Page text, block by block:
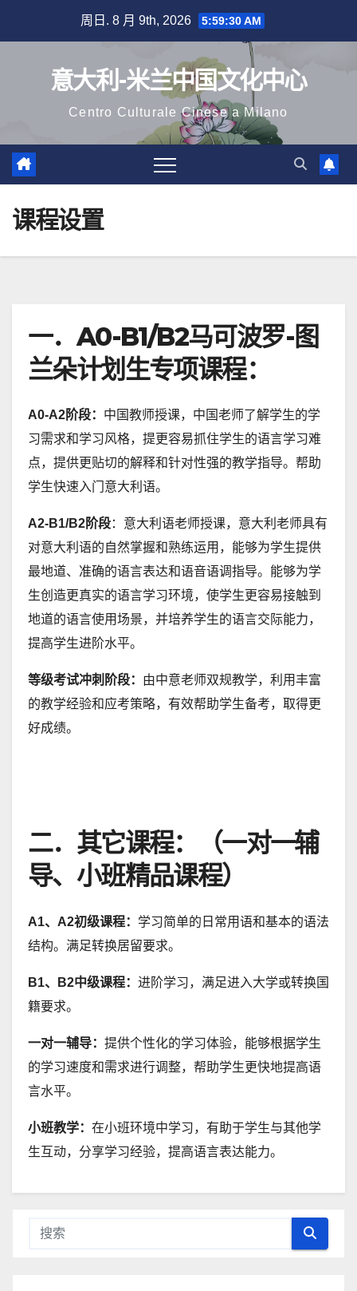
周日. 8 月 9th, 2026 5:59:31 AM
意大利-米兰中国文化中心
Centro Culturale Cinese a Milano
课程设置
一．A0-B1/B2马可波罗-图
兰朵计划生专项课程：
A0-A2阶段： 中国教师授课，中国老师了解学生的学
习需求和学习风格，提更容易抓住学生的语言学习难
点，提供更贴切的解释和针对性强的教学指导。帮助
学生快速入门意大利语。
A2-B1/B2阶段：意大利语老师授课，意大利老师具有
对意大利语的自然掌握和熟练运用，能够为学生提供
最地道、准确的语言表达和语音语调指导。能够为学
生创造更真实的语言学习环境，使学生更容易接触到
地道的语言使用场景，并培养学生的语言交际能力，
提高学生进阶水平。
等级考试冲刺阶段： 由中意老师双规教学，利用丰富
的教学经验和应考策略，有效帮助学生备考，取得更
好成绩。
二．其它课程：（一对一辅
导、小班精品课程）
A1、A2初级课程： 学习简单的日常用语和基本的语法
结构。满足转换居留要求。
B1、B2中级课程： 进阶学习，满足进入大学或转换国
籍要求。
一对一辅导： 提供个性化的学习体验，能够根据学生
的学习速度和需求进行调整，帮助学生更快地提高语
言水平。
小班教学： 在小班环境中学习，有助于学生与其他学
生互动，分享学习经验，提高语言表达能力。